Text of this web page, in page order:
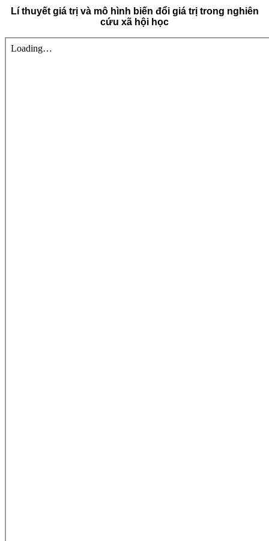
Lí thuyết giá trị và mô hình biến đổi giá trị trong nghiên
cứu xã hội học